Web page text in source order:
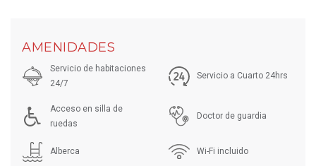
AMENIDADES
Servicio de habitaciones
24/7
Servicio a Cuarto 24hrs
Acceso en silla de
ruedas
Doctor de guardia
Alberca Wi-Fi incluido